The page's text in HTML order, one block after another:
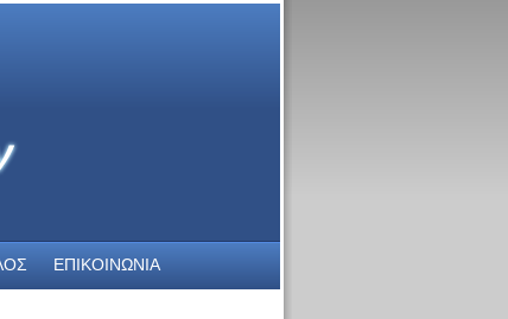
ΕΠΙΚΟΙΝΩΝΙΑ